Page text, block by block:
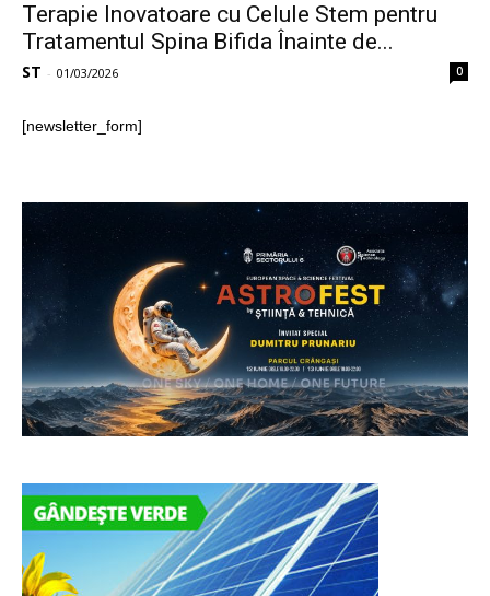
Terapie Inovatoare cu Celule Stem pentru
Tratamentul Spina Bifida Înainte de...
ST - 01/03/2026 0
[newsletter_form]